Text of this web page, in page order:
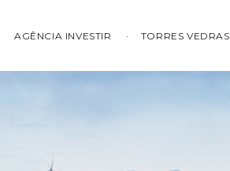
AGÊNCIA INVESTIR TORRES VEDRAS